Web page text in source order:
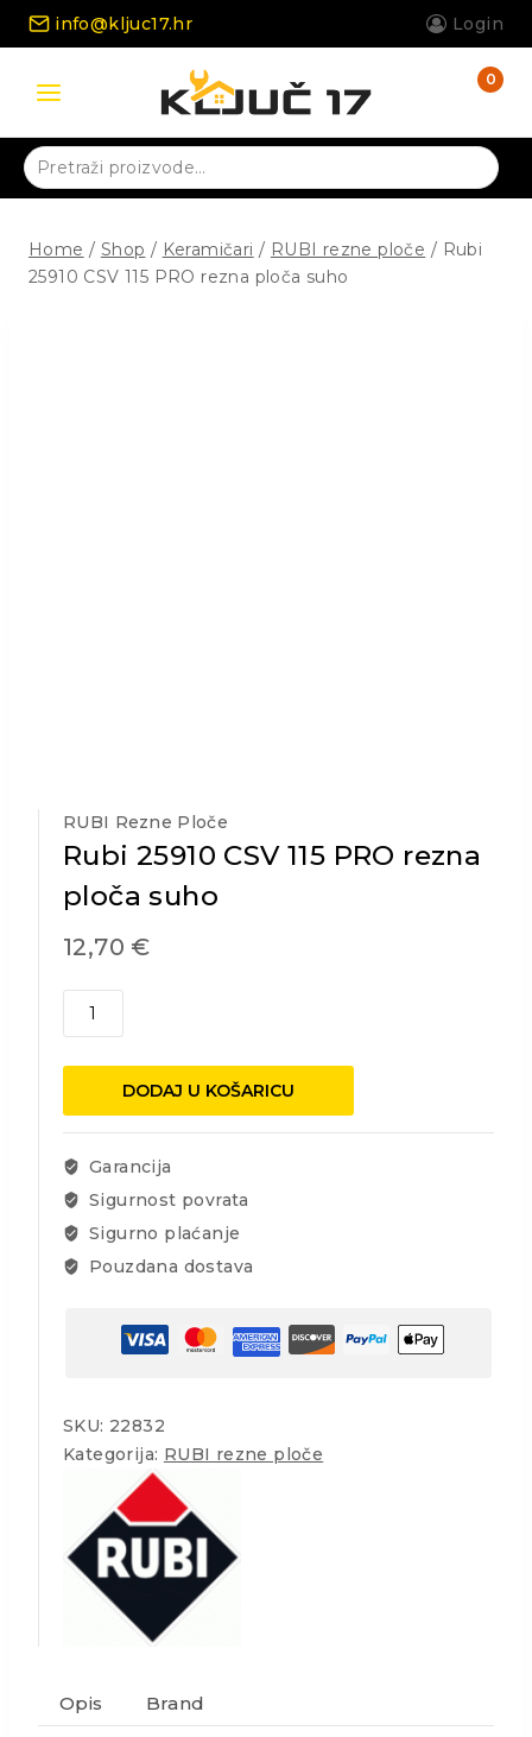
Skip
info@kljuc17.hr Login
0
Pretraži:
Home / Shop / Keramičari / RUBI rezne ploče / Rubi
25910 CSV 115 PRO rezna ploča suho
RUBI Rezne Ploče
Rubi 25910 CSV 115 PRO rezna
ploča suho
12,70 €
Rubi
rezna
ploča
količina
DODAJ U KOŠARICU
Garancija
Sigurnost povrata
Sigurno plaćanje
Pouzdana dostava
SKU: 22832
Kategorija: RUBI rezne ploče
Opis Brand